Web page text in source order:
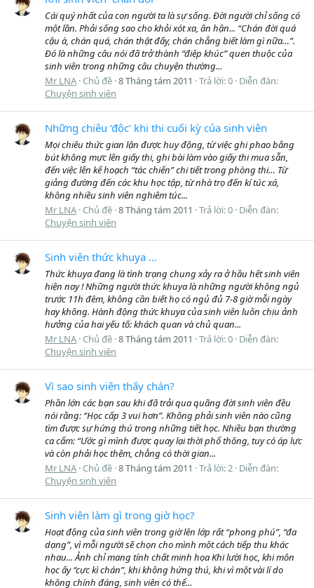
Cái quý nhất của con người ta là sự sống. Đời người chỉ sống có
một lần. Phải sống sao cho khỏi xót xa, ân hận... “Chán đời quá
cậu à, chán quá, chán thật đấy, chán chẳng biết làm gì nữa…”.
Đó là những câu nói đã trở thành “điệp khúc” quen thuộc của
sinh viên trong những câu chuyện thường...
Mr LNA Chủ đề 8 Tháng tám 2011 Trả lời: 0 Diễn đàn:
Chuyện sinh viên
Những chiêu ‘độc’ khi thi cuối kỳ của sinh viên
Mọi chiêu thức gian lận được huy động, từ việc ghi phao bằng
bút không mực lên giấy thi, ghi bài làm vào giấy thi mua sẵn,
đến việc lên kế hoạch “tác chiến” chi tiết trong phòng thi… Từ
giảng đường đến các khu học tập, từ nhà trọ đến kí túc xá,
không nhiều sinh viên nghiêm túc...
Mr LNA Chủ đề 8 Tháng tám 2011 Trả lời: 0 Diễn đàn:
Chuyện sinh viên
Sinh viên thức khuya ...
Thức khuya đang là tình trạng chung xảy ra ở hầu hết sinh viên
hiện nay ! Những người thức khuya là những người không ngủ
trước 11h đêm, không cần biết họ có ngủ đủ 7-8 giờ mỗi ngày
hay không. Hành động thức khuya của sinh viên luôn chịu ảnh
hưởng của hai yếu tố: khách quan và chủ quan...
Mr LNA Chủ đề 8 Tháng tám 2011 Trả lời: 0 Diễn đàn:
Chuyện sinh viên
Vì sao sinh viên thấy chán?
Phần lớn các bạn sau khi đã trải qua quãng đời sinh viên đều
nói rằng: “Học cấp 3 vui hơn”. Không phải sinh viên nào cũng
tìm được sự hứng thú trong những tiết học. Nhiều bạn thường
ca cẩm: “Ước gì mình được quay lại thời phổ thông, tuy có áp lực
và còn phải học thêm, chẳng có thời gian...
Mr LNA Chủ đề 8 Tháng tám 2011 Trả lời: 2 Diễn đàn:
Chuyện sinh viên
Sinh viên làm gì trong giờ học?
Hoạt động của sinh viên trong giờ lên lớp rất “phong phú”, “đa
dạng”, vì mỗi người sẽ chọn cho mình một cách tiếp thu khác
nhau... Ảnh chỉ mang tính chất minh họa Khi lười học, khi môn
học ấy “cực kì chán”, khi không hứng thú, khi vì một vài lí do
không chính đáng, sinh viên có thể...